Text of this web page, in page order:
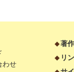
わせ
著
リ